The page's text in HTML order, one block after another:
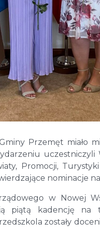
Przemęt miało
Promocji,
nominacje
w Nowej
piątą kadencję na
zostały